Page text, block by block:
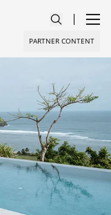
PARTNER CONTENT